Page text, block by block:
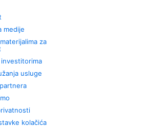
medije
za
usluge
kolačića